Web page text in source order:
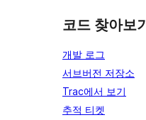
코드 찾아보기
개발 로그
서브버전 저장소
Trac에서 보기
추적 티켓